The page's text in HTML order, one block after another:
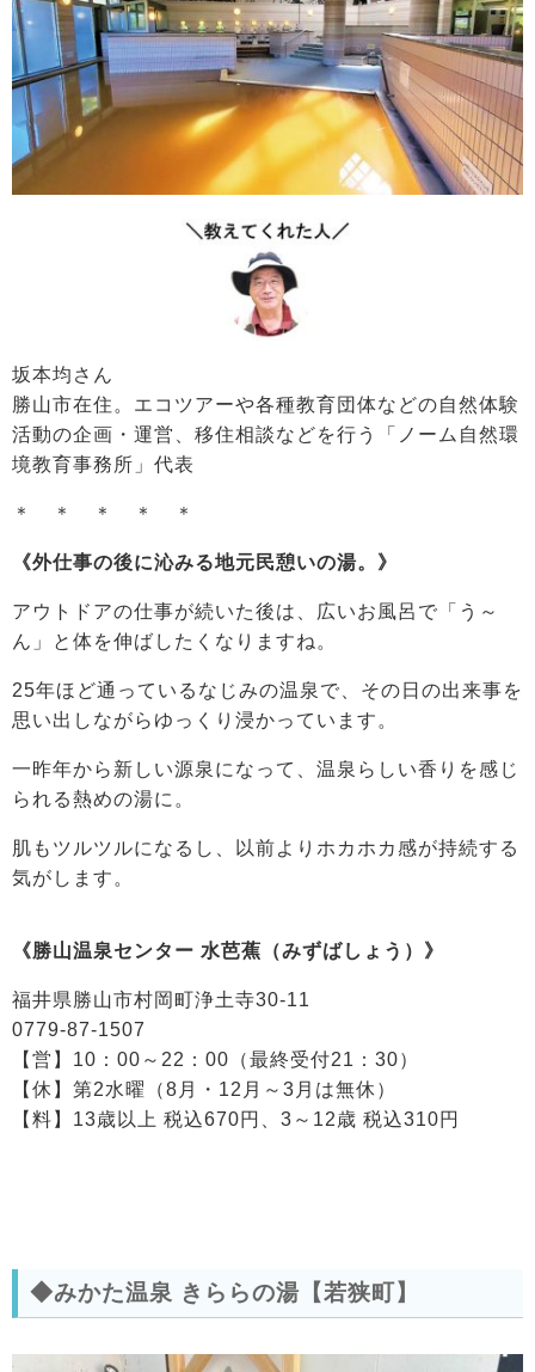
坂本均さん
勝山市在住。エコツアーや各種教育団体などの自然体験
活動の企画・運営、移住相談などを行う「ノーム自然環
境教育事務所」代表
＊ ＊ ＊ ＊ ＊
《外仕事の後に沁みる地元民憩いの湯。》
アウトドアの仕事が続いた後は、広いお風呂で「う～
ん」と体を伸ばしたくなりますね。
25年ほど通っているなじみの温泉で、その日の出来事を
思い出しながらゆっくり浸かっています。
一昨年から新しい源泉になって、温泉らしい香りを感じ
られる熱めの湯に。
肌もツルツルになるし、以前よりホカホカ感が持続する
気がします。
《勝山温泉センター 水芭蕉（みずばしょう）》
福井県勝山市村岡町浄土寺30-11
0779-87-1507
【営】10：00～22：00（最終受付21：30）
【休】第2水曜（8月・12月～3月は無休）
【料】13歳以上 税込670円、3～12歳 税込310円
◆みかた温泉 きららの湯【若狭町】